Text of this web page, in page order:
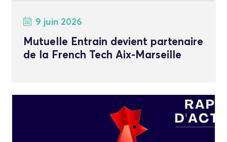
9 juin 2026
Mutuelle Entrain devient partenaire
de la French Tech Aix-Marseille